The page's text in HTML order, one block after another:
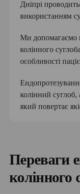
Дніпрі
використанням
Ми допомагаємо
колінного
особливості
колінний
який повертає
Переваги
колінного